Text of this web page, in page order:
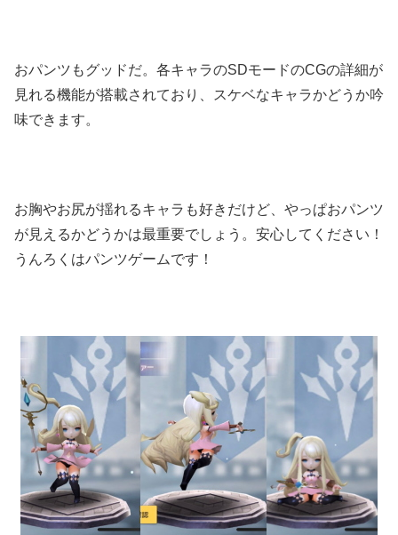
おパンツもグッドだ。各キャラのSDモードのCGの詳細が
見れる機能が搭載されており、スケベなキャラかどうか吟
味できます。
お胸やお尻が揺れるキャラも好きだけど、やっぱおパンツ
が見えるかどうかは最重要でしょう。安心してください！
うんろくはパンツゲームです！